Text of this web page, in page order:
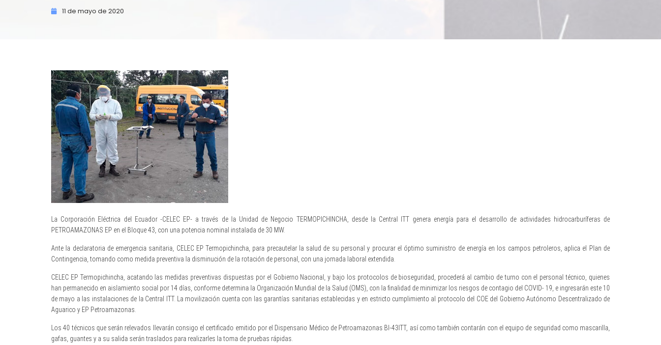
11 de mayo de 2020
La Corporación Eléctrica del Ecuador -CELEC EP- a través de la Unidad de Negocio TERMOPICHINCHA, desde la Central ITT genera energía para el desarrollo de actividades hidrocarburíferas de
PETROAMAZONAS EP en el Bloque 43, con una potencia nominal instalada de 30 MW.
Ante la declaratoria de emergencia sanitaria, CELEC EP Termopichincha, para precautelar la salud de su personal y procurar el óptimo suministro de energía en los campos petroleros, aplica el Plan de
Contingencia, tomando como medida preventiva la disminución de la rotación de personal, con una jornada laboral extendida.
CELEC EP Termopichincha, acatando las medidas preventivas dispuestas por el Gobierno Nacional, y bajo los protocolos de bioseguridad, procederá al cambio de turno con el personal técnico, quienes
han permanecido en aislamiento social por 14 días, conforme determina la Organización Mundial de la Salud (OMS), con la finalidad de minimizar los riesgos de contagio del COVID- 19, e ingresarán este 10
de mayo a las instalaciones de la Central ITT. La movilización cuenta con las garantías sanitarias establecidas y en estricto cumplimiento al protocolo del COE del Gobierno Autónomo Descentralizado de
Aguarico y EP Petroamazonas.
Los 40 técnicos que serán relevados llevarán consigo el certificado emitido por el Dispensario Médico de Petroamazonas Bl-43ITT, así como también contarán con el equipo de seguridad como mascarilla,
gafas, guantes y a su salida serán traslados para realizarles la toma de pruebas rápidas.